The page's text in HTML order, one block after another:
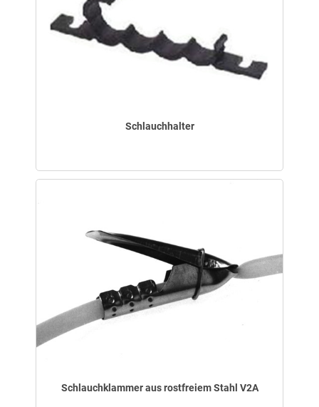
Schlauchhalter
Schlauchklammer aus rostfreiem Stahl V2A